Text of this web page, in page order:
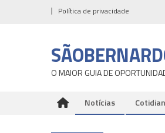
Política de privacidade
O MAIOR GUIA DE
Notícias